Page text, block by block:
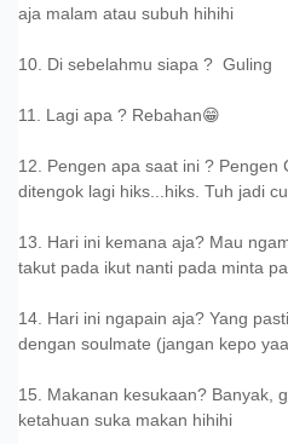
aja malam atau subuh hihihi
10. Di sebelahmu siapa ? Guling
11. Lagi apa ? Rebahan😁
12. Pengen apa saat ini ? Pengen
ditengok lagi hiks...hiks. Tuh jadi
13. Hari ini kemana aja? Mau
takut pada ikut nanti pada minta
14. Hari ini ngapain aja? Yang
dengan soulmate (jangan kepo
15. Makanan kesukaan? Banyak,
ketahuan suka makan hihihi